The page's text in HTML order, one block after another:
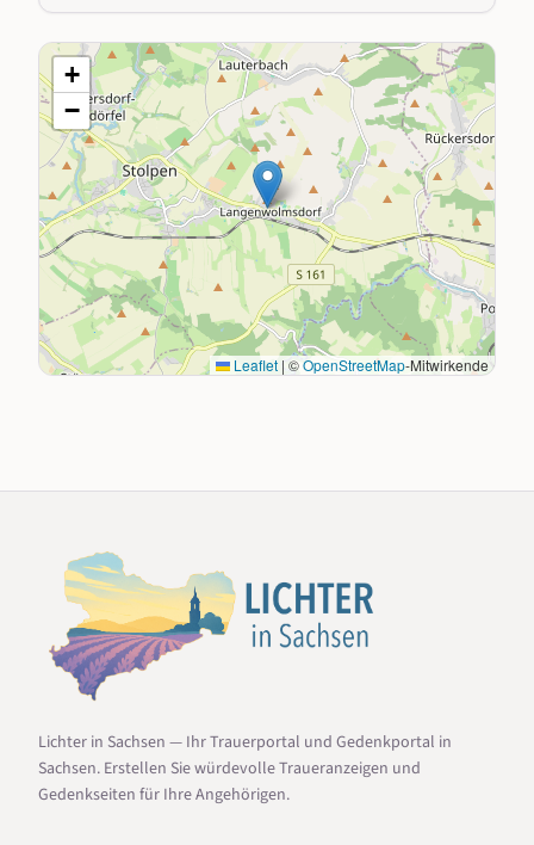
+
−
Leaflet | ©OpenStreetMap-Mitwirkende
Lichter in Sachsen — Ihr Trauerportal und Gedenkportal in
Sachsen. Erstellen Sie würdevolle Traueranzeigen und
Gedenkseiten für Ihre Angehörigen.